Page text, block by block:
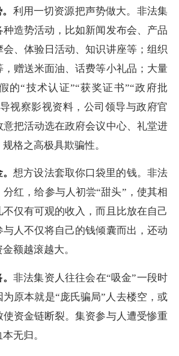
利用一切资源把声势做大。非法集
造势活动，比如新闻发布会、产品
、体验日活动、知识讲座等；组织
赠送米面油、话费等小礼品；大量
的“技术认证”“获奖证书”“政府批
视察影视资料，公司领导与政府官
意把活动选在政府会议中心、礼堂进
格之高极具欺骗性。
。想方设法套取你口袋里的钱。非法
红，给参与人初尝“甜头”，使其相
仅有可观的收入，而且比放在自己
与人不仅将自己的钱倾囊而出，还动
额越滚越大。
非法集资人往往会在“吸金”一段时
原本就是“庞氏骗局”人去楼空，或
资金链断裂。集资参与人遭受惨重
无归。